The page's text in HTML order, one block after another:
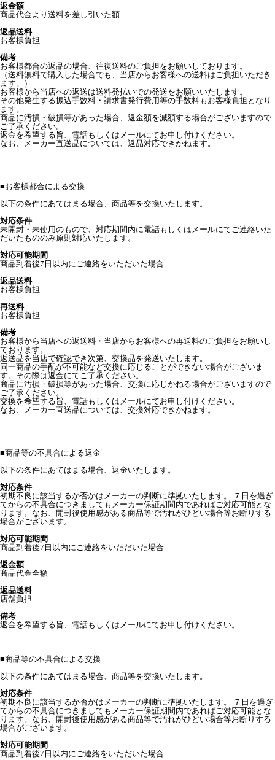
返金額
商品代金より送料を差し引いた額
返品送料
お客様負担
備考
お客様都合の返品の場合、往復送料のご負担をお願いしております。
（送料無料で購入した場合でも、当店からお客様への送料はご負担いただき
ます。）
お客様から当店への返送は送料発払いでの発送をお願いいたします。
その他発生する振込手数料・請求書発行費用等の手数料もお客様負担となり
ます。
商品に汚損・破損等があった場合、返金額を減額する場合がございますので
ご了承ください。
返金を希望する旨、電話もしくはメールにてお申し付けください。
なお、メーカー直送品については、返品対応できかねます。
■お客様都合による交換
以下の条件にあてはまる場合、商品等を交換いたします。
対応条件
未開封・未使用のもので、対応期間内に電話もしくはメールにてご連絡いた
だいたもののみ原則対応いたします。
対応可能期間
商品到着後7日以内にご連絡をいただいた場合
返品送料
お客様負担
再送料
お客様負担
備考
お客様から当店への返送料・当店からお客様への再送料のご負担をお願いし
ております。
返送品を当店で確認でき次第、交換品を発送いたします。
同一商品の手配が不可能など交換に応じることができない場合がございま
す。その際は返金にてご了承ください。
商品に汚損・破損等があった場合、交換に応じかねる場合がございますので
ご了承ください。
交換を希望する旨、電話もしくはメールにてお申し付けください。
なお、メーカー直送品については、交換対応できかねます。
■商品等の不具合による返金
以下の条件にあてはまる場合、返金いたします。
対応条件
初期不良に該当するか否かはメーカーの判断に準拠いたします。 ７日を過ぎ
てからの不具合につきましてもメーカー保証期間内であればご対応可能とな
ります。なお、開封後使用感がある商品等で汚れがひどい場合等お断りする
場合がございます。
対応可能期間
商品到着後7日以内にご連絡をいただいた場合
返金額
商品代金全額
返品送料
店舗負担
備考
返金を希望する旨、電話もしくはメールにてお申し付けください。
■商品等の不具合による交換
以下の条件にあてはまる場合、商品等を交換いたします。
対応条件
初期不良に該当するか否かはメーカーの判断に準拠いたします。 ７日を過ぎ
てからの不具合につきましてもメーカー保証期間内であればご対応可能とな
ります。なお、開封後使用感がある商品等で汚れがひどい場合等お断りする
場合がございます。
対応可能期間
商品到着後7日以内にご連絡をいただいた場合